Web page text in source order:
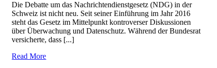
Die Debatte um das Nachrichtendienstgesetz (NDG) in der
Schweiz ist nicht neu. Seit seiner Einführung im Jahr 2016
steht das Gesetz im Mittelpunkt kontroverser Diskussionen
über Überwachung und Datenschutz. Während der Bundesrat
versicherte, dass [...]
Read More